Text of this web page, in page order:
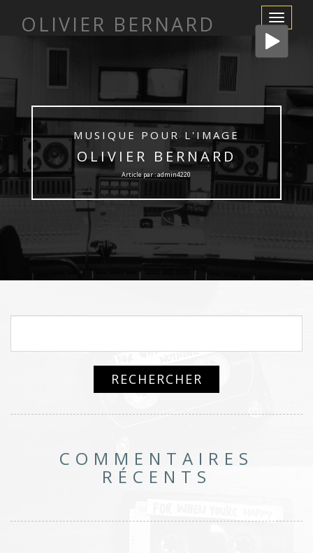
Afficher/
la
navigation
OLIVIER BERNARD
MUSIQUE POUR L'IMAGE
OLIVIER BERNARD
Article par : admin4220
COMMENTAIRES
RÉCENTS